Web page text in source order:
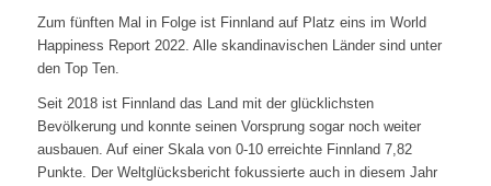
Zum fünften Mal in Folge ist Finnland auf Platz eins im World
Happiness Report 2022. Alle skandinavischen Länder sind unter
den Top Ten.
Seit 2018 ist Finnland das Land mit der glücklichsten
Bevölkerung und konnte seinen Vorsprung sogar noch weiter
ausbauen. Auf einer Skala von 0-10 erreichte Finnland 7,82
Punkte. Der Weltglücksbericht fokussierte auch in diesem Jahr